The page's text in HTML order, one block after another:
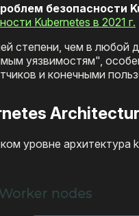
безопасности
Kubernetes в 2021 г.
степени, чем в любой
уязвимостям",
и конечными
уровне